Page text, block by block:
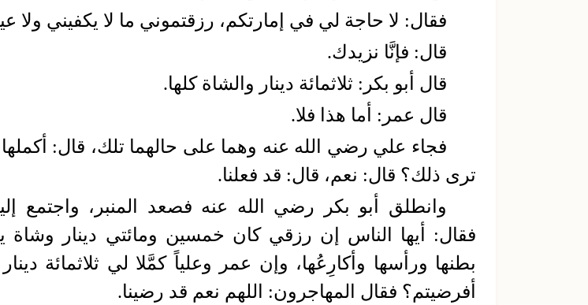
فقال: لا حاجة لي في إمارتكم، رزقتموني ما لا يكفيني ولا
قال: فإنَّا نزيدك.
قال أبو بكر: ثلاثمائة دينار والشاة كلها.
قال عمر: أما هذا فلا.
فجاء علي رضي الله عنه وهما على حالهما تلك، قال: أكملها
ترى ذلك؟ قال: نعم، قال: قد فعلنا.
وانطلق أبو بكر رضي الله عنه فصعد المنبر، واجتمع
فقال: أيها الناس إن رزقي كان خمسين ومائتي دينار وشاة
بطنها ورأسها وأكارِعُها، وإن عمر وعلياً كمَّلا لي ثلاثمائة
أفرضيتم؟ فقال المهاجرون: اللهم نعم قد رضينا.